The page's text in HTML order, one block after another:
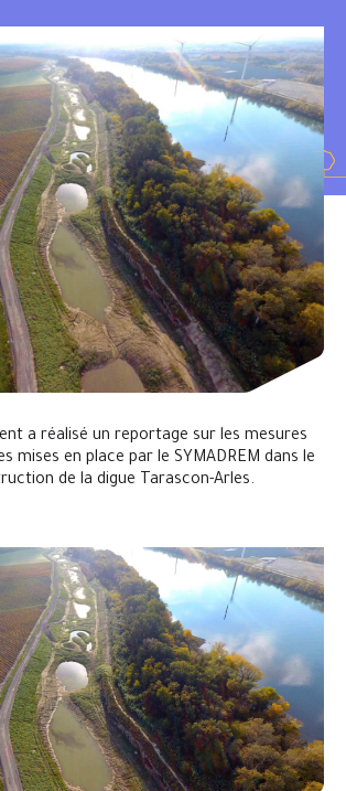
a réalisé un reportage sur les mesures
mises en place par le SYMADREM dans le
de la digue Tarascon-Arles.